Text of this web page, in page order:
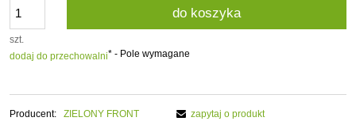
szt.
do koszyka
dodaj do przechowalni* - Pole wymagane
Producent:
ZIELONY FRONT
zapytaj o produkt